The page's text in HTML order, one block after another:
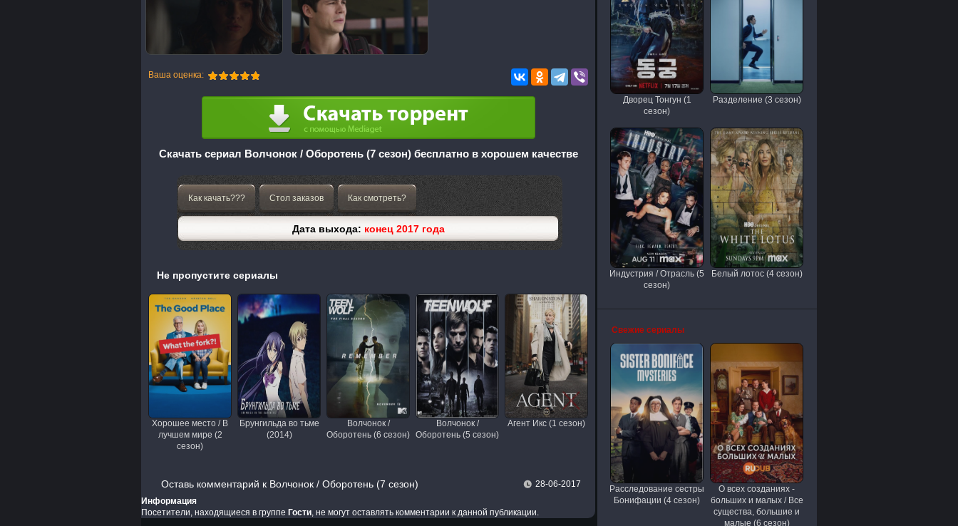
Ваша оценка:
Скачать сериал Волчонок / Оборотень (7 сезон) бесплатно в хорошем качестве
Как качать??? Стол заказов Как смотреть?
Дата выхода: конец 2017 года
Не пропустите сериалы
Хорошее место / В
лучшем мире (2
сезон)
Брунгильда во тьме
(2014)
Волчонок /
Оборотень (6 сезон)
Волчонок /
Оборотень (5 сезон)
Агент Икс (1 сезон)
Оставь комментарий к Волчонок / Оборотень (7 сезон)
28-06-2017
Информация
Посетители, находящиеся в группе Гости, не могут оставлять комментарии к данной публикации.
Дворец Тонгун (1
сезон)
Разделение (3 сезон)
Индустрия / Отрасль (5
сезон)
Белый лотос (4 сезон)
Свежие сериалы
Расследование сестры
Бонифации (4 сезон)
О всех созданиях -
больших и малых / Все
существа, большие и
малые (6 сезон)